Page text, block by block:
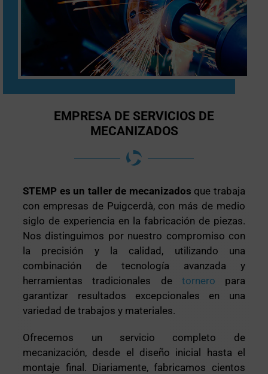
EMPRESA DE SERVICIOS DE
MECANIZADOS
STEMP es un taller de mecanizados que trabaja
con empresas de Puigcerdà, con más de medio
siglo de experiencia en la fabricación de piezas.
Nos distinguimos por nuestro compromiso con
la precisión y la calidad, utilizando una
combinación de tecnología avanzada y
herramientas tradicionales de tornero para
garantizar resultados excepcionales en una
variedad de trabajos y materiales.
Ofrecemos un servicio completo de
mecanización, desde el diseño inicial hasta el
montaje final. Diariamente, fabricamos cientos